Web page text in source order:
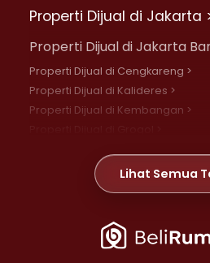
Properti Dijual di Jakarta
Properti Dijual di Jakarta
Properti Dijual di Cengkareng >
Properti Dijual di Kalideres >
Properti Dijual di Kembangan >
Properti Dijual di Meruya >
Properti Dijual di Jelambar >
Properti Dijual di Jakarta
Lihat Semua